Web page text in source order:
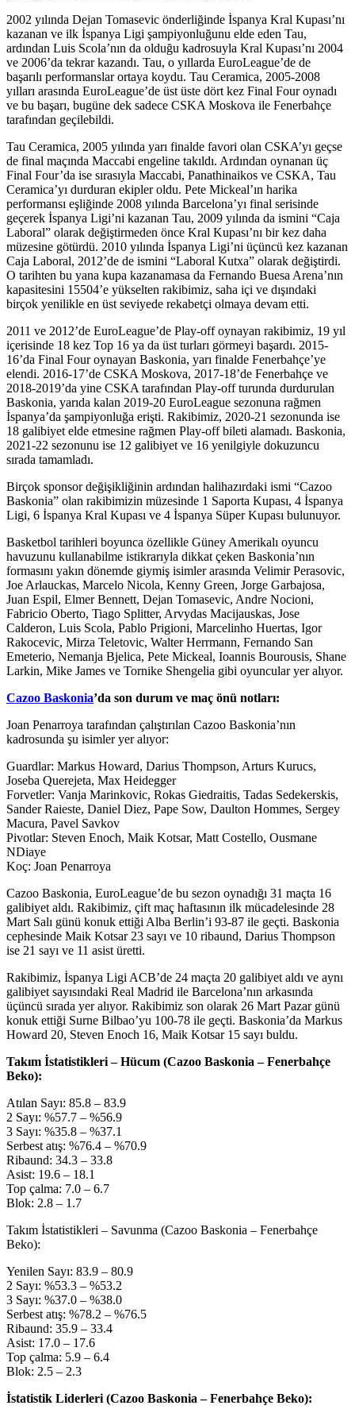
2002 yılında Dejan Tomasevic önderliğinde İspanya Kral Kupası’nı
kazanan ve ilk İspanya Ligi şampiyonluğunu elde eden Tau,
ardından Luis Scola’nın da olduğu kadrosuyla Kral Kupası’nı 2004
ve 2006’da tekrar kazandı. Tau, o yıllarda EuroLeague’de de
başarılı performanslar ortaya koydu. Tau Ceramica, 2005-2008
yılları arasında EuroLeague’de üst üste dört kez Final Four oynadı
ve bu başarı, bugüne dek sadece CSKA Moskova ile Fenerbahçe
tarafından geçilebildi.
Tau Ceramica, 2005 yılında yarı finalde favori olan CSKA’yı geçse
de final maçında Maccabi engeline takıldı. Ardından oynanan üç
Final Four’da ise sırasıyla Maccabi, Panathinaikos ve CSKA, Tau
Ceramica’yı durduran ekipler oldu. Pete Mickeal’ın harika
performansı eşliğinde 2008 yılında Barcelona’yı final serisinde
geçerek İspanya Ligi’ni kazanan Tau, 2009 yılında da ismini “Caja
Laboral” olarak değiştirmeden önce Kral Kupası’nı bir kez daha
müzesine götürdü. 2010 yılında İspanya Ligi’ni üçüncü kez kazanan
Caja Laboral, 2012’de de ismini “Laboral Kutxa” olarak değiştirdi.
O tarihten bu yana kupa kazanamasa da Fernando Buesa Arena’nın
kapasitesini 15504’e yükselten rakibimiz, saha içi ve dışındaki
birçok yenilikle en üst seviyede rekabetçi olmaya devam etti.
2011 ve 2012’de EuroLeague’de Play-off oynayan rakibimiz, 19 yıl
içerisinde 18 kez Top 16 ya da üst turları görmeyi başardı. 2015-
16’da Final Four oynayan Baskonia, yarı finalde Fenerbahçe’ye
elendi. 2016-17’de CSKA Moskova, 2017-18’de Fenerbahçe ve
2018-2019’da yine CSKA tarafından Play-off turunda durdurulan
Baskonia, yarıda kalan 2019-20 EuroLeague sezonuna rağmen
İspanya’da şampiyonluğa erişti. Rakibimiz, 2020-21 sezonunda ise
18 galibiyet elde etmesine rağmen Play-off bileti alamadı. Baskonia,
2021-22 sezonunu ise 12 galibiyet ve 16 yenilgiyle dokuzuncu
sırada tamamladı.
Birçok sponsor değişikliğinin ardından halihazırdaki ismi “Cazoo
Baskonia” olan rakibimizin müzesinde 1 Saporta Kupası, 4 İspanya
Ligi, 6 İspanya Kral Kupası ve 4 İspanya Süper Kupası bulunuyor.
Basketbol tarihleri boyunca özellikle Güney Amerikalı oyuncu
havuzunu kullanabilme istikrarıyla dikkat çeken Baskonia’nın
formasını yakın dönemde giymiş isimler arasında Velimir Perasovic,
Joe Arlauckas, Marcelo Nicola, Kenny Green, Jorge Garbajosa,
Juan Espil, Elmer Bennett, Dejan Tomasevic, Andre Nocioni,
Fabricio Oberto, Tiago Splitter, Arvydas Macijauskas, Jose
Calderon, Luis Scola, Pablo Prigioni, Marcelinho Huertas, Igor
Rakocevic, Mirza Teletovic, Walter Herrmann, Fernando San
Emeterio, Nemanja Bjelica, Pete Mickeal, Ioannis Bourousis, Shane
Larkin, Mike James ve Tornike Shengelia gibi oyuncular yer alıyor.
Cazoo Baskonia’da son durum ve maç önü notları:
Joan Penarroya tarafından çalıştırılan Cazoo Baskonia’nın
kadrosunda şu isimler yer alıyor:
Guardlar: Markus Howard, Darius Thompson, Arturs Kurucs,
Joseba Querejeta, Max Heidegger
Forvetler: Vanja Marinkovic, Rokas Giedraitis, Tadas Sedekerskis,
Sander Raieste, Daniel Diez, Pape Sow, Daulton Hommes, Sergey
Macura, Pavel Savkov
Pivotlar: Steven Enoch, Maik Kotsar, Matt Costello, Ousmane
NDiaye
Koç: Joan Penarroya
Cazoo Baskonia, EuroLeague’de bu sezon oynadığı 31 maçta 16
galibiyet aldı. Rakibimiz, çift maç haftasının ilk mücadelesinde 28
Mart Salı günü konuk ettiği Alba Berlin’i 93-87 ile geçti. Baskonia
cephesinde Maik Kotsar 23 sayı ve 10 ribaund, Darius Thompson
ise 21 sayı ve 11 asist üretti.
Rakibimiz, İspanya Ligi ACB’de 24 maçta 20 galibiyet aldı ve aynı
galibiyet sayısındaki Real Madrid ile Barcelona’nın arkasında
üçüncü sırada yer alıyor. Rakibimiz son olarak 26 Mart Pazar günü
konuk ettiği Surne Bilbao’yu 100-78 ile geçti. Baskonia’da Markus
Howard 20, Steven Enoch 16, Maik Kotsar 15 sayı buldu.
Takım İstatistikleri – Hücum (Cazoo Baskonia – Fenerbahçe
Beko):
Atılan Sayı: 85.8 – 83.9
2 Sayı: %57.7 – %56.9
3 Sayı: %35.8 – %37.1
Serbest atış: %76.4 – %70.9
Ribaund: 34.3 – 33.8
Asist: 19.6 – 18.1
Top çalma: 7.0 – 6.7
Blok: 2.8 – 1.7
Takım İstatistikleri – Savunma (Cazoo Baskonia – Fenerbahçe
Beko):
Yenilen Sayı: 83.9 – 80.9
2 Sayı: %53.3 – %53.2
3 Sayı: %37.0 – %38.0
Serbest atış: %78.2 – %76.5
Ribaund: 35.9 – 33.4
Asist: 17.0 – 17.6
Top çalma: 5.9 – 6.4
Blok: 2.5 – 2.3
İstatistik Liderleri (Cazoo Baskonia – Fenerbahçe Beko):